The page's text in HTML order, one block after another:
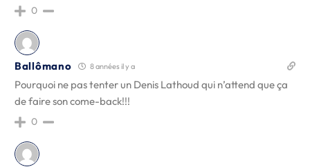
0
Ballômano 8 années il y a
Pourquoi ne pas tenter un Denis Lathoud qui n’attend que ça
de faire son come-back!!!
0